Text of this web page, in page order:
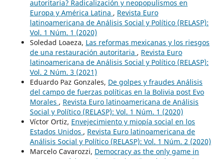
autoritaria? Radicalización y neopopulismos en
Europa y América Latina , Revista Euro
latinoamericana de Análisis Social y Político (RELASP):
Vol. 1 Núm. 1 (2020)
Soledad Loaeza, Las reformas mexicanas y los riesgos
de una restauración autoritaria , Revista Euro
latinoamericana de Análisis Social y Político (RELASP):
Vol. 2 Núm. 3 (2021)
Eduardo Paz Gonzales, De golpes y fraudes Análisis
del campo de fuerzas políticas en la Bolivia post Evo
Morales , Revista Euro latinoamericana de Análisis
Social y Político (RELASP): Vol. 1 Núm. 1 (2020)
Víctor Ortiz, Envejecimiento y miopía social en los
Estados Unidos , Revista Euro latinoamericana de
Análisis Social y Político (RELASP): Vol. 1 Núm. 2 (2020)
Marcelo Cavarozzi, Democracy as the only game in